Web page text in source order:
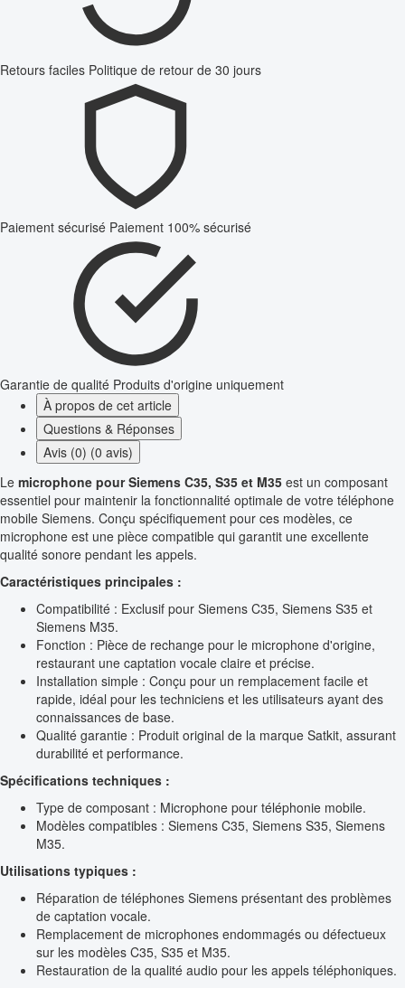
Retours faciles Politique de retour de 30 jours
Paiement sécurisé Paiement 100% sécurisé
Garantie de qualité Produits d'origine uniquement
À propos de cet article
Questions & Réponses
Avis (0) (0 avis)
Le microphone pour Siemens C35, S35 et M35 est un composant
essentiel pour maintenir la fonctionnalité optimale de votre téléphone
mobile Siemens. Conçu spécifiquement pour ces modèles, ce
microphone est une pièce compatible qui garantit une excellente
qualité sonore pendant les appels.
Caractéristiques principales :
Compatibilité : Exclusif pour Siemens C35, Siemens S35 et
Siemens M35.
Fonction : Pièce de rechange pour le microphone d'origine,
restaurant une captation vocale claire et précise.
Installation simple : Conçu pour un remplacement facile et
rapide, idéal pour les techniciens et les utilisateurs ayant des
connaissances de base.
Qualité garantie : Produit original de la marque Satkit, assurant
durabilité et performance.
Spécifications techniques :
Type de composant : Microphone pour téléphonie mobile.
Modèles compatibles : Siemens C35, Siemens S35, Siemens
M35.
Utilisations typiques :
Réparation de téléphones Siemens présentant des problèmes
de captation vocale.
Remplacement de microphones endommagés ou défectueux
sur les modèles C35, S35 et M35.
Restauration de la qualité audio pour les appels téléphoniques.